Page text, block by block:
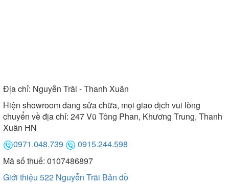
Địa chỉ: Nguyễn Trãi - Thanh Xuân
Hiện showroom đang sửa chữa, mọi giao dịch vui lòng
chuyển về địa chỉ: 247 Vũ Tông Phan, Khương Trung, Thanh
Xuân HN
0971.048.739
0915.244.598
Mã số thuế: 0107486897
Giới thiệu 522 Nguyễn Trãi Bản đồ